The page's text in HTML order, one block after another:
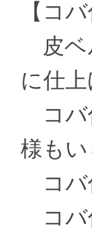
【コ
皮ベ
に仕上
コバ
様もい
コバ
コバ